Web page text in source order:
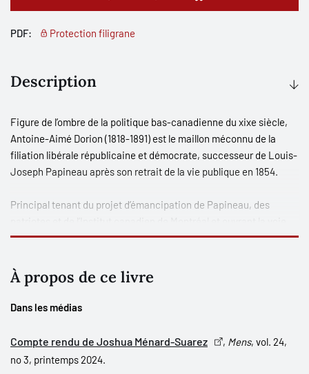
PDF: Protection filigrane
Description
Figure de l’ombre de la politique bas-canadienne du xixe siècle,
Antoine-Aimé Dorion (1818-1891) est le maillon méconnu de la
filiation libérale républicaine et démocrate, successeur de Louis-
Joseph Papineau après son retrait de la vie publique en 1854.
Principal tenant du projet d’émancipation de Papineau, des
au radical puis modéré Wilfrid Laurier, Dorion est un libéral
face aux triomphants La Fontaine et Cartier. Ne déviant pas de
ses choix de démocrate, il s’oppose farouchement au projet de
Confédération de 1867, mais finit par s’y rallier.
L’objet principal de cet ouvrage est de comprendre pourquoi et
comment ces libéraux républicains, démocrates et
À propos de ce livre
Dans les médias
Compte rendu de Joshua Ménard-Suarez , Mens, vol. 24,
no 3, printemps 2024.